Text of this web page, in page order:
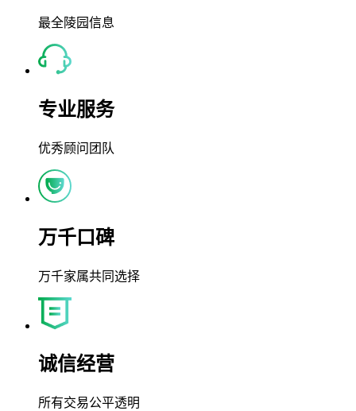
最全陵园信息
专业服务
优秀顾问团队
万千口碑
万千家属共同选择
诚信经营
所有交易公平透明